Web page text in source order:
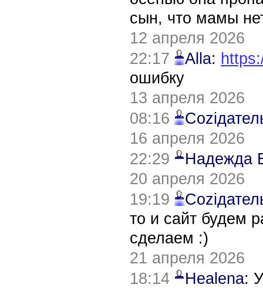
сын, что мамы
12 апреля 2026
22:17
Alla:
ошибку
13 апреля 2026
08:16
16 апреля 2026
22:29
Надежда
20 апреля 2026
19:19
то и сайт будем
сделаем :)
21 апреля 2026
18:14
Healena: